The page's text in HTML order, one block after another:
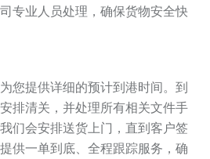
专业人员处理，确保货物安全快
您提供详细的预计到港时间。到
排清关，并处理所有相关文件手
们会安排送货上门，直到客户签
供一单到底、全程跟踪服务，确